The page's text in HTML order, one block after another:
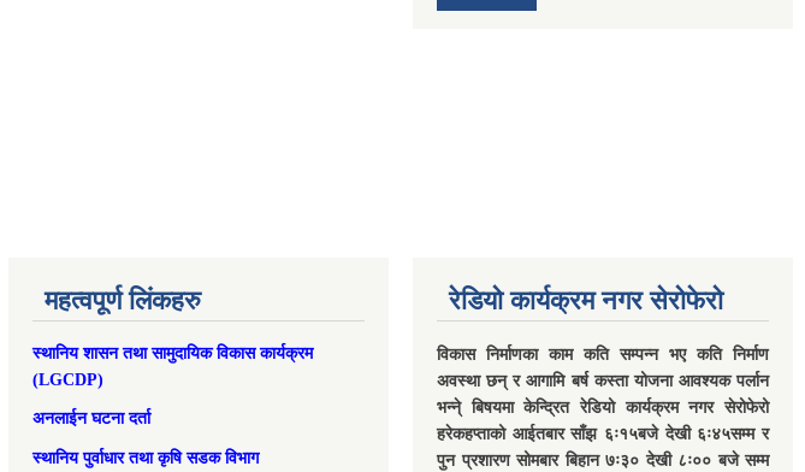
महत्वपूर्ण लिंकहरु
स्थानिय शासन तथा सामुदायिक विकास कार्यक्रम
(LGCDP)
अनलाईन घटना दर्ता
स्थानिय पुर्वाधार तथा कृषि सडक विभाग
रेडियो कार्यक्रम नगर सेरोफेरो
विकास निर्माणका काम कति सम्पन्न भए कति निर्माण
अवस्था छन् र आगामि बर्ष कस्ता योजना आवश्यक पर्लान
भन्ने् बिषयमा केन्द्रित रेडियो कार्यक्रम नगर सेरोफेरो
हरेकहप्ताको आईतबार साँझ ६ः१५बजे देखी ६ः४५सम्म र
पुन प्रशारण सोमबार बिहान ७ः३० देखी ८ः०० बजे सम्म